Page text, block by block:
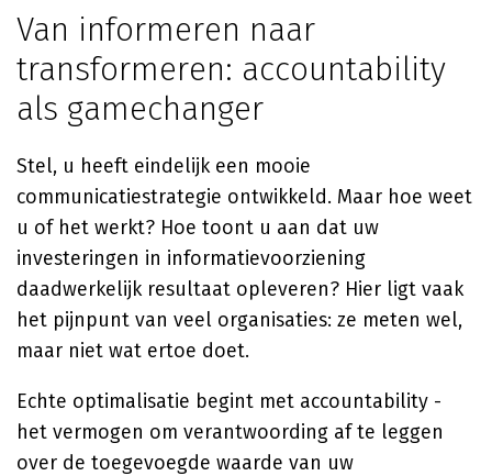
Van informeren naar
transformeren: accountability
als gamechanger
Stel, u heeft eindelijk een mooie
communicatiestrategie ontwikkeld. Maar hoe weet
u of het werkt? Hoe toont u aan dat uw
investeringen in informatievoorziening
daadwerkelijk resultaat opleveren? Hier ligt vaak
het pijnpunt van veel organisaties: ze meten wel,
maar niet wat ertoe doet.
Echte optimalisatie begint met accountability -
het vermogen om verantwoording af te leggen
over de toegevoegde waarde van uw